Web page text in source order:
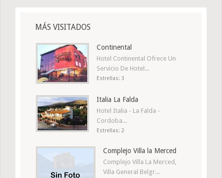
MÁS VISITADOS
Continental
Hotel Continental Ofrece Un
Servicio De Hotel...
Estrellas: 3
Italia La Falda
Hotel Italia - La Falda -
Cordoba...
Estrellas: 2
Complejo Villa la Merced
Complejo Villa La Merced,
Villa General Belgr...